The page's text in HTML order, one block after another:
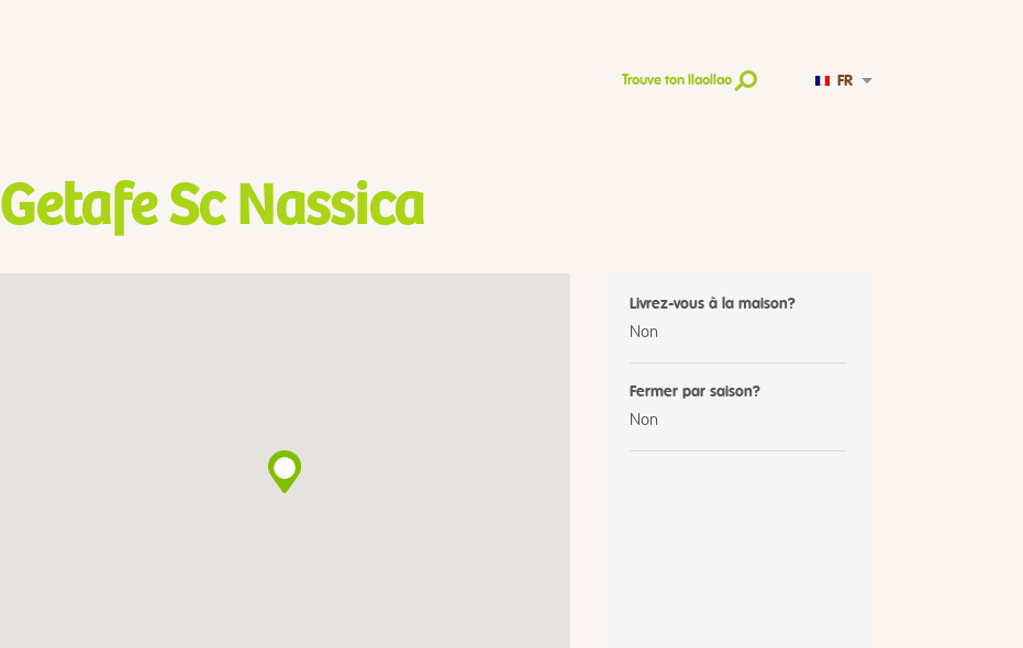
Trouve ton llaollao FR
Getafe Sc Nassica
Livrez-vous à la maison?
Non
Fermer par saison?
Non